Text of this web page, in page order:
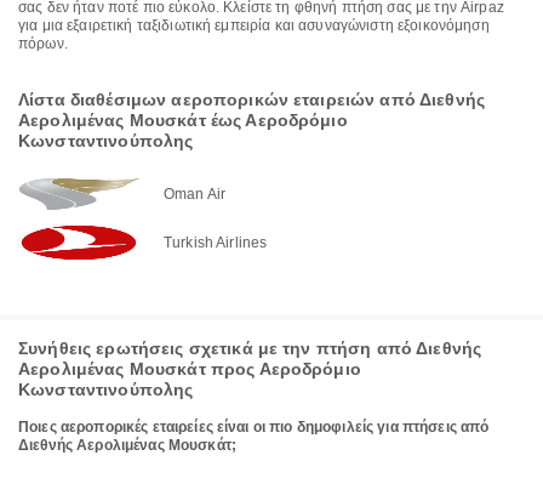
σας δεν ήταν ποτέ πιο εύκολο. Κλείστε τη φθηνή πτήση σας με την Airpaz
για μια εξαιρετική ταξιδιωτική εμπειρία και ασυναγώνιστη εξοικονόμηση
πόρων.
Λίστα διαθέσιμων αεροπορικών εταιρειών από Διεθνής
Αερολιμένας Μουσκάτ έως Αεροδρόμιο
Κωνσταντινούπολης
Oman Air
Turkish Airlines
Συνήθεις ερωτήσεις σχετικά με την πτήση από Διεθνής
Αερολιμένας Μουσκάτ προς Αεροδρόμιο
Κωνσταντινούπολης
Ποιες αεροπορικές εταιρείες είναι οι πιο δημοφιλείς για πτήσεις από
Διεθνής Αερολιμένας Μουσκάτ;